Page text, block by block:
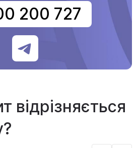
200 727
відрізняється